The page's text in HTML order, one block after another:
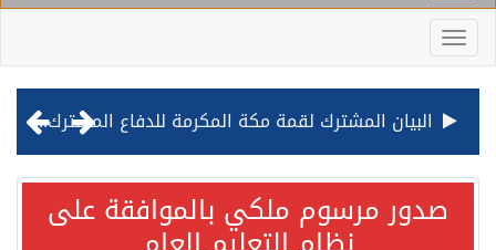
البيان المشترك لقمة مكة المكرمة للدفاع المشترك بين المملكة وتركيا وباكستان
قيادة القوات المشتركة للتحالف: نفذنا عملية رد عسكري متناسبة لأهداف عسكرية مشروعة تابعة للمليشيا الحوثية الإرهابية في محافظة الحديدة
صدور مرسوم ملكي بالموافقة على